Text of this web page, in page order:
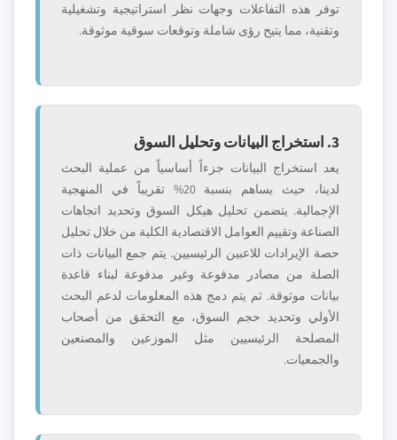
توفر هذه التفاعلات وجهات نظر استراتيجية وتشغيلية
وتقنية، مما يتيح رؤى شاملة وتوقعات سوقية موثوقة.
3. استخراج البيانات وتحليل السوق
يعد استخراج البيانات جزءاً أساسياً من عملية البحث
لدينا، حيث يساهم بنسبة 20% تقريباً في المنهجية
الإجمالية. يتضمن تحليل هيكل السوق وتحديد اتجاهات
الصناعة وتقييم العوامل الاقتصادية الكلية من خلال تحليل
حصة الإيرادات للاعبين الرئيسيين. يتم جمع البيانات ذات
الصلة من مصادر مدفوعة وغير مدفوعة لبناء قاعدة
بيانات موثوقة. ثم يتم دمج هذه المعلومات لدعم البحث
الأولي وتحديد حجم السوق، مع التحقق من أصحاب
المصلحة الرئيسيين مثل الموزعين والمصنعين
والجمعيات.